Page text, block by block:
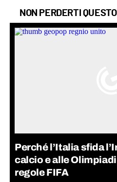
NON PERDERTI
Perché l’Italia sfida
calcio e alle
regole FIFA